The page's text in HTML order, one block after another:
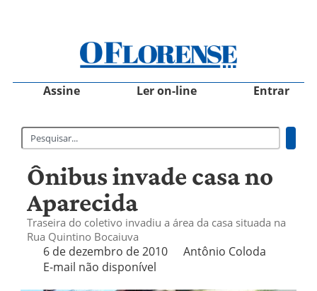
Assine Ler on-line Entrar
Ônibus invade casa no
Aparecida
Traseira do coletivo invadiu a área da casa situada na
Rua Quintino Bocaiuva
6 de dezembro de 2010
Antônio Coloda
E-mail não disponível